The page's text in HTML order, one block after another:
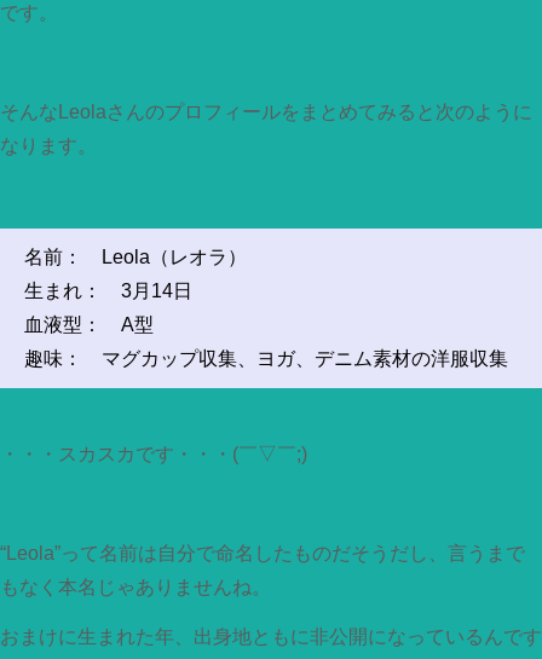
です。
そんなLeolaさんのプロフィールをまとめてみると次のように
なります。
名前： Leola（レオラ）
生まれ： 3月14日
血液型： A型
趣味： マグカップ収集、ヨガ、デニム素材の洋服収集
・・・スカスカです・・・(￣▽￣;)
“Leola”って名前は自分で命名したものだそうだし、言うまで
もなく本名じゃありませんね。
おまけに生まれた年、出身地ともに非公開になっているんです